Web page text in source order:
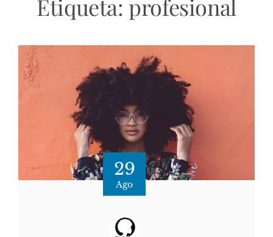
Etiqueta: profesional
29
Ago